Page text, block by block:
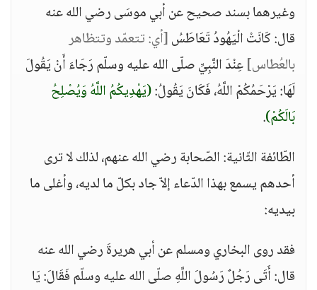
وغيرهما بسند صحيح عن أبي موسَى رضي الله عنه
قال: كَانَتْ الْيَهُودُ تَعَاطَسُ[أي: تتعمّد وتتظاهر
بالعُطاس]عِنْدَ النَّبِيِّ صلّى الله عليه وسلّم رَجَاءَ أَنْ يَقُولَ
لَهَا: يَرْحَمُكُمْ اللَّهُ، فَكَانَ يَقُولُ:(يَهْدِيكُمُ اللَّهُ وَيُصْلِحُ
بَالَكُمْ).
الطّائفة الثّانية: الصّحابة رضي الله عنهم، لذلك لا ترى
أحدهم يسمع بهذا الدّعاء إلاّ جاد بكلّ ما لديه، وأغلى ما
بيديه:
فقد روى البخاري ومسلم عن أبي هريرةَ رضي الله عنه
قال: أَتَى رَجُلٌ رَسُولَ اللَّهِ صلّى الله عليه وسلّم فَقَالَ: يَا